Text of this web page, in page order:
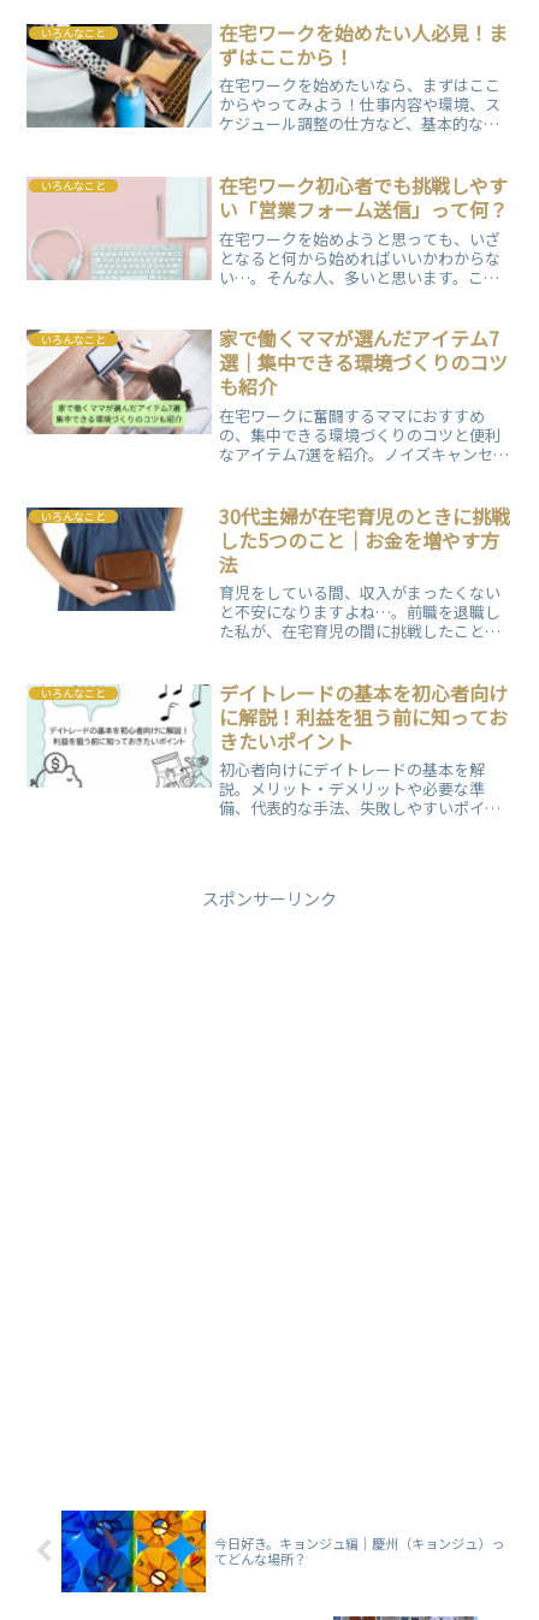
を解説。仕事のモチベーション維持や健
康管理、自己管理のポイントも含めて、
安定したワークライフを実現するための
実用的なアドバイスを提供します。
いろんなこと
在宅ワークを始めたい人必見！ま
ずはここから！
在宅ワークを始めたいなら、まずはここ
からやってみよう！仕事内容や環境、ス
ケジュール調整の仕方など、基本的な部
いろんなこと
在宅ワーク初心者でも挑戦しやす
い「営業フォーム送信」って何？
在宅ワークを始めようと思っても、いざ
となると何から始めればいいかわからな
い…。そんな人、多いと思います。この
します。
いろんなこと
家で働くママが選んだアイテム7
選｜集中できる環境づくりのコツ
も紹介
在宅ワークに奮闘するママにおすすめ
の、集中できる環境づくりのコツと便利
なアイテム7選を紹介。ノイズキャンセリ
満載。子育てと両立しながら、効率よく
働くためのヒントが見つかります。
いろんなこと
30代主婦が在宅育児のときに挑戦
した5つのこと｜お金を増やす方
法
育児をしている間、収入がまったくない
と不安になりますよね…。前職を退職し
た私が、在宅育児の間に挑戦したことを5
い」という不安感が少しでもやわらげば
と思います。
いろんなこと
デイトレードの基本を初心者向け
に解説！利益を狙う前に知ってお
きたいポイント
初心者向けにデイトレードの基本を解
説。メリット・デメリットや必要な準
備、代表的な手法、失敗しやすいポイン
スポンサーリンク
今日好き。キョンジュ編｜慶州（キョンジュ）っ
てどんな場所？